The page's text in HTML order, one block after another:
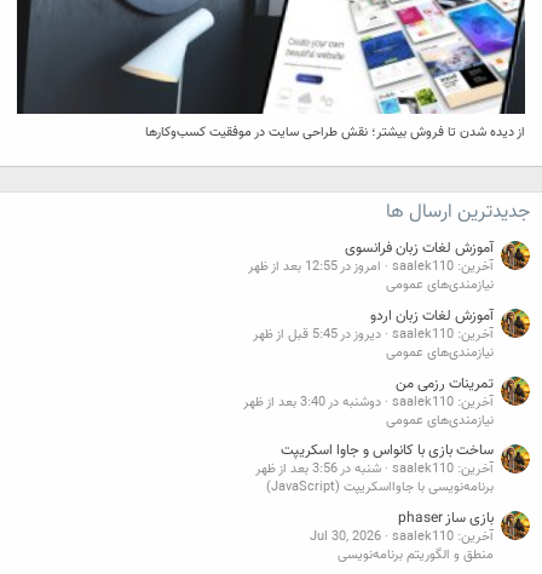
از دیده شدن تا فروش بیشتر؛ نقش طراحی سایت در موفقیت کسب‌وکارها
جدیدترین ارسال ها
آموزش لغات زبان فرانسوی
آخرین: saalek110
امروز در 12:55 بعد از ظهر
نیازمندی‌های عمومی
آموزش لغات زبان اردو
آخرین: saalek110
دیروز در 5:45 قبل از ظهر
نیازمندی‌های عمومی
تمرینات رزمی من
آخرین: saalek110
دوشنبه در 3:40 بعد از ظهر
نیازمندی‌های عمومی
ساخت بازی با کانواس و جاوا اسکریپت
آخرین: saalek110
شنبه در 3:56 بعد از ظهر
برنامه‌نویسی با جاوااسکریپت (JavaScript)
بازی ساز phaser
آخرین: saalek110
Jul 30, 2026
منطق و الگوریتم برنامه‌نویسی